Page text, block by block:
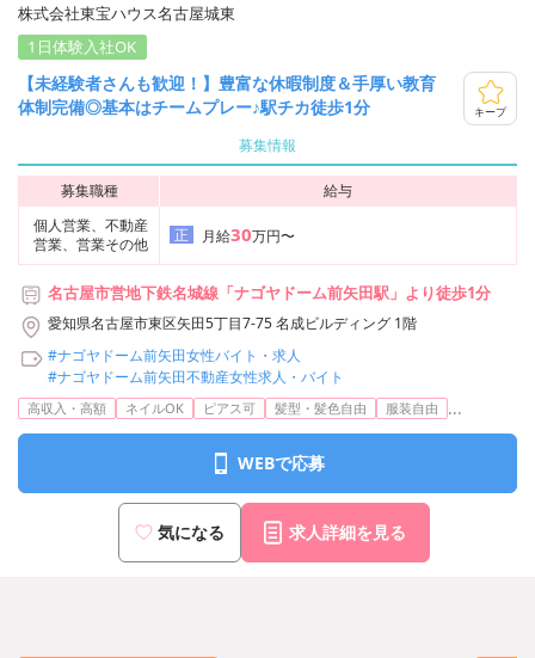
株式会社東宝ハウス名古屋城東
1日体験入社OK
【未経験者さんも歓迎！】豊富な休暇制度＆手厚い教育
体制完備◎基本はチームプレー♪駅チカ徒歩1分
キープ
募集情報
募集職種
給与
個人営業、不動産
営業、営業その他
正 月給30万円〜
名古屋市営地下鉄名城線「ナゴヤドーム前矢田駅」より徒歩1分
愛知県名古屋市東区矢田5丁目7-75 名成ビルディング 1階
#ナゴヤドーム前矢田女性バイト・求人
#ナゴヤドーム前矢田不動産女性求人・バイト
高収入・高額 ネイルOK ピアス可 髪型・髪色自由 服装自由 ...
WEBで応募
気になる 求人詳細を見る